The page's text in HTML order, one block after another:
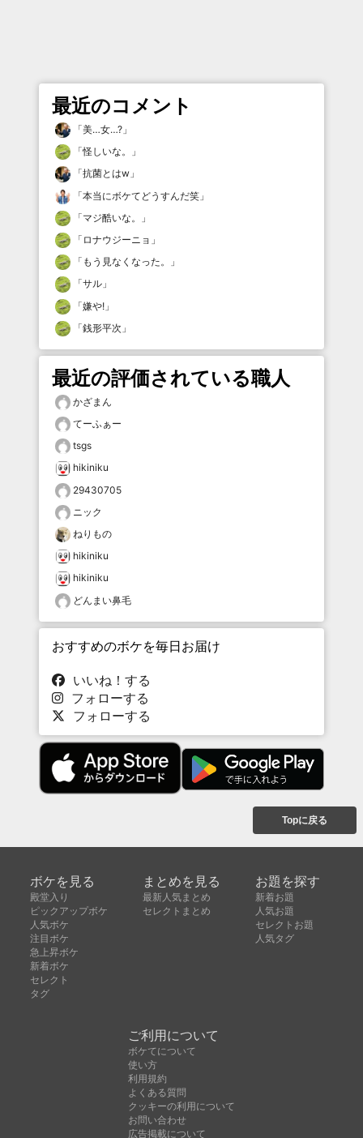
最近のコメント
「美…女…? 」
「怪しいな。
」
「抗菌とはw 」
「本当にボケてどうすんだ笑 」
「マジ酷いな。
」
「 ロナウジーニョ 」
「 もう見なくなった。
」
「サル 」
「嫌や! 」
「銭形平次 」
最近の評価されている職人
かざまん
てーふぁー
tsgs
hikiniku
29430705
ニック
ねりもの
hikiniku
hikiniku
どんまい鼻毛
おすすめのボケを毎日お届け
いいね！する
フォローする
フォローする
Topに戻る
ボケを見る
殿堂入り
ピックアップボケ
人気ボケ
注目ボケ
急上昇ボケ
新着ボケ
セレクト
タグ
まとめを見る
最新人気まとめ
セレクトまとめ
お題を探す
新着お題
人気お題
セレクトお題
人気タグ
ご利用について
ボケてについて
使い方
利用規約
よくある質問
クッキーの利用について
お問い合わせ
広告掲載について